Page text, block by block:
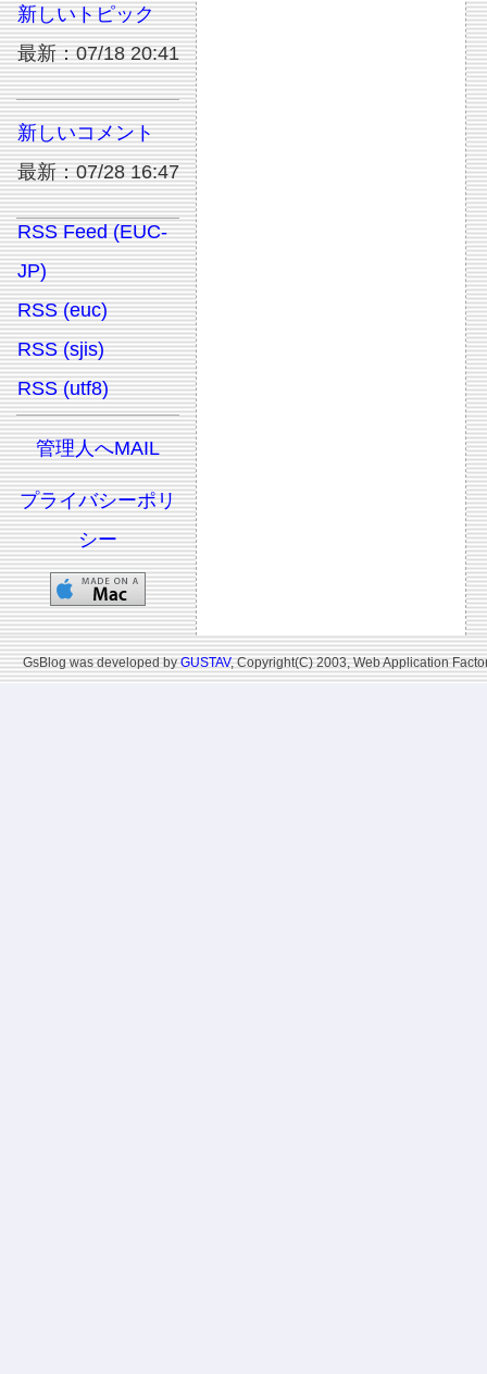
新しいトピック
最新：07/18 20:41
新しいコメント
最新：07/28 16:47
RSS Feed (EUC-
JP)
RSS (euc)
RSS (sjis)
RSS (utf8)
管理人へMAIL
プライバシーポリ
シー
GsBlog was developed byGUSTAV, Copyright(C) 2003, Web Application